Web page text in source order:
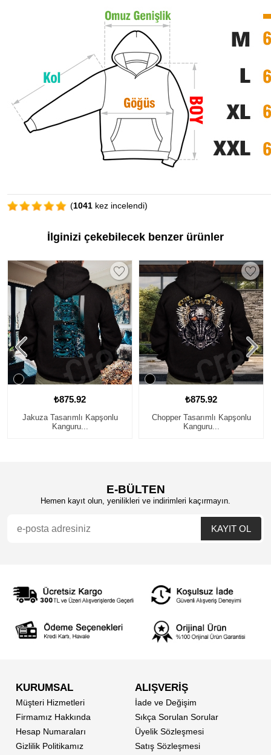
(1041 kez incelendi)
İlginizi çekebilecek benzer ürünler
₺875.92
Jakuza Tasarımlı Kapşonlu
Kanguru...
₺875.92
Chopper Tasarımlı Kapşonlu
Kanguru...
E-BÜLTEN
Hemen kayıt olun, yenilikleri ve indirimleri kaçırmayın.
KURUMSAL
Müşteri Hizmetleri
Firmamız Hakkında
Hesap Numaraları
Gizlilik Politikamız
ALIŞVERİŞ
İade ve Değişim
Sıkça Sorulan Sorular
Üyelik Sözleşmesi
Satış Sözleşmesi